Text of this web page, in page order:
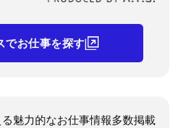
でお仕事を探す
魅力的なお仕事情報多数掲載